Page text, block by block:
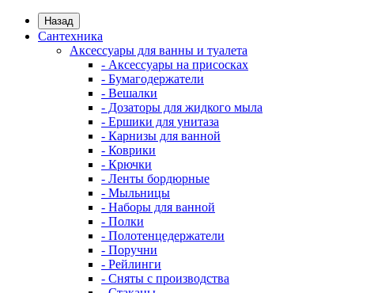
Назад
Сантехника
Аксессуары для ванны и туалета
- Аксессуары на присосках
- Бумагодержатели
- Вешалки
- Дозаторы для жидкого мыла
- Ершики для унитаза
- Карнизы для ванной
- Коврики
- Крючки
- Ленты бордюрные
- Мыльницы
- Наборы для ванной
- Полки
- Полотенцедержатели
- Поручни
- Рейлинги
- Сняты с производства